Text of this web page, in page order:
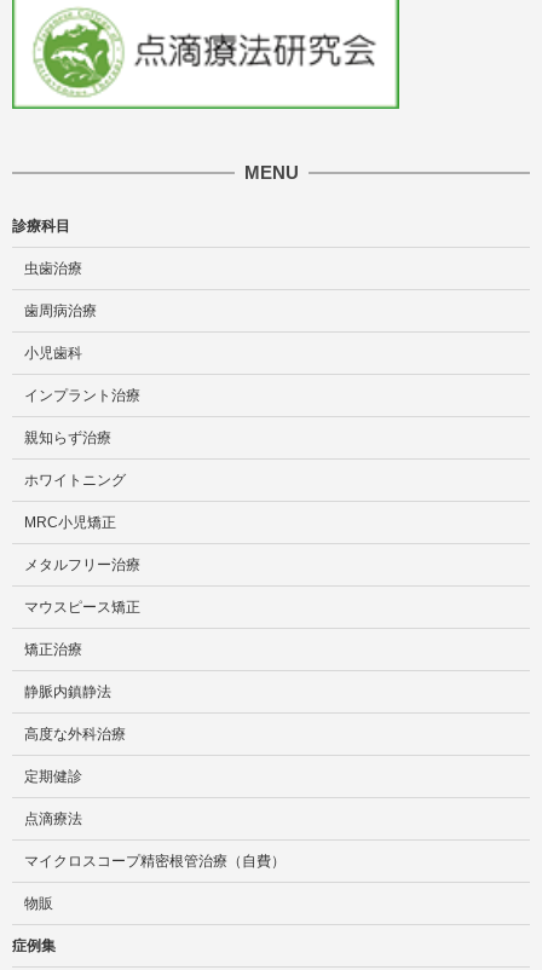
MENU
診療科目
虫歯治療
歯周病治療
小児歯科
インプラント治療
親知らず治療
ホワイトニング
MRC小児矯正
メタルフリー治療
マウスピース矯正
矯正治療
静脈内鎮静法
高度な外科治療
定期健診
点滴療法
マイクロスコープ精密根管治療（自費）
物販
症例集